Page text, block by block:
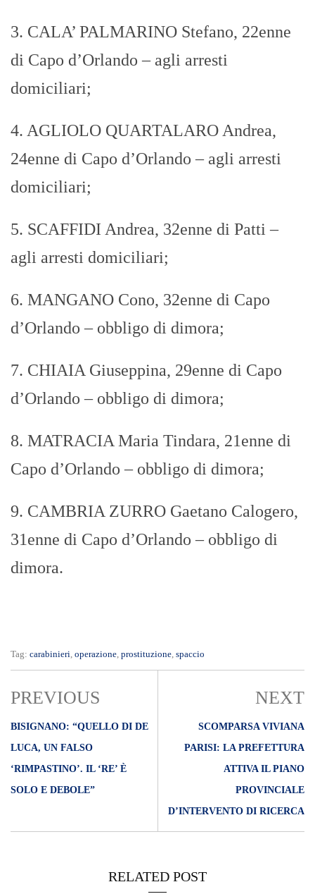
3. CALA’ PALMARINO Stefano, 22enne
di Capo d’Orlando – agli arresti
domiciliari;
4. AGLIOLO QUARTALARO Andrea,
24enne di Capo d’Orlando – agli arresti
domiciliari;
5. SCAFFIDI Andrea, 32enne di Patti –
agli arresti domiciliari;
6. MANGANO Cono, 32enne di Capo
d’Orlando – obbligo di dimora;
7. CHIAIA Giuseppina, 29enne di Capo
d’Orlando – obbligo di dimora;
8. MATRACIA Maria Tindara, 21enne di
Capo d’Orlando – obbligo di dimora;
9. CAMBRIA ZURRO Gaetano Calogero,
31enne di Capo d’Orlando – obbligo di
dimora.
Tag: carabinieri, operazione, prostituzione, spaccio
PREVIOUS
BISIGNANO: “QUELLO DI DE
LUCA, UN FALSO
‘RIMPASTINO’. IL ‘RE’ È
SOLO E DEBOLE”
NEXT
SCOMPARSA VIVIANA
PARISI: LA PREFETTURA
ATTIVA IL PIANO
PROVINCIALE
D’INTERVENTO DI RICERCA
RELATED POST